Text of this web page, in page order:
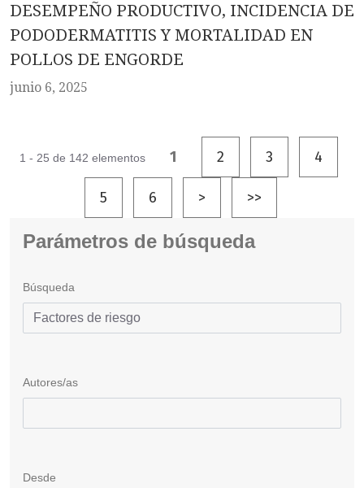
DESEMPEÑO PRODUCTIVO, INCIDENCIA DE
PODODERMATITIS Y MORTALIDAD EN
POLLOS DE ENGORDE
junio 6, 2025
1 - 25 de 142 elementos 1 2 3 4
5 6 > >>
Parámetros de búsqueda
Búsqueda
Autores/as
Desde